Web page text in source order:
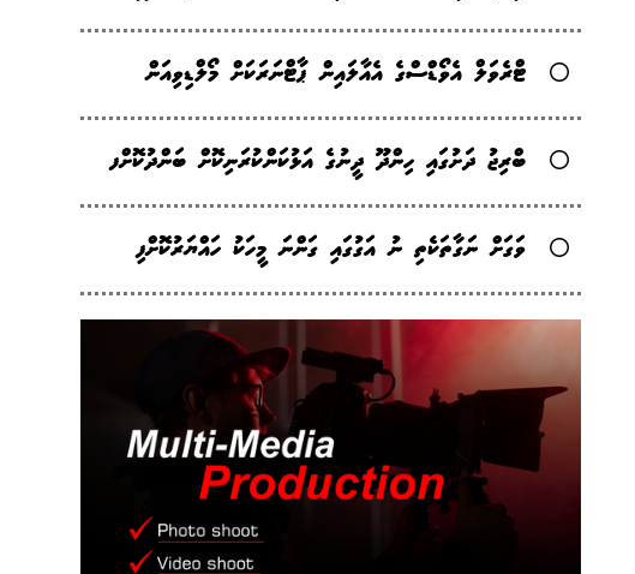
ޓްރެވަލް އެވޯޑްސްގެ އެއާލައިން ޕާޓްނަރަކަށް މޯލްޑިވިއަން
ބްރިޖު ދަށުގައި ހިންދޫ ދީނުގެ އަޅުކަންކުރަނިކޮށް ބަންދުކޮށްފ
ވަގަށް ނަގާތަކެތި ނު އަގުގައި ގަންނަ މީހަކު ހައްޔަރުކޮށްފި